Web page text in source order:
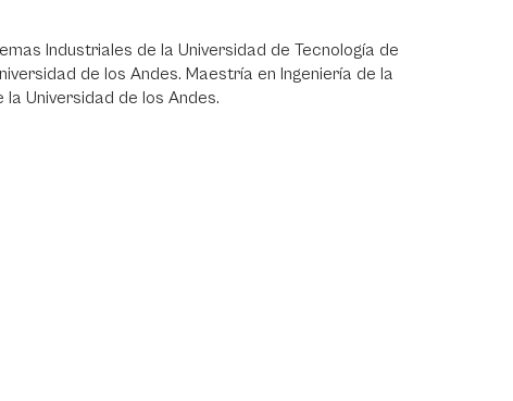
Industriales de la Universidad de Tecnología de
de los Andes. Maestría en Ingeniería de la
la Universidad de los Andes.